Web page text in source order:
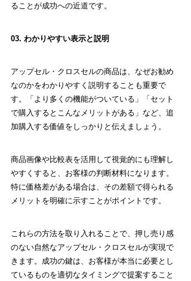
ることが成功への近道です。
03. わかりやすい表示と説明
アップセル・クロスセルの商品は、なぜお勧め
なのかをわかりやすく説明することも重要で
す。「より多くの機能がついている」「セット
で購入するとこんなメリットがある」など、追
加購入する価値をしっかりと伝えましょう。
商品画像や比較表を活用して視覚的にも理解し
やすくすると、お客様の判断材料になります。
特に価格差がある場合は、その差額で得られる
メリットを明確に示すことがポイントです。
これらの方法を取り入れることで、押し売り感
のない自然なアップセル・クロスセルが実現で
きます。成功の鍵は、お客様が本当に必要とし
ているものを適切なタイミングで提案すること